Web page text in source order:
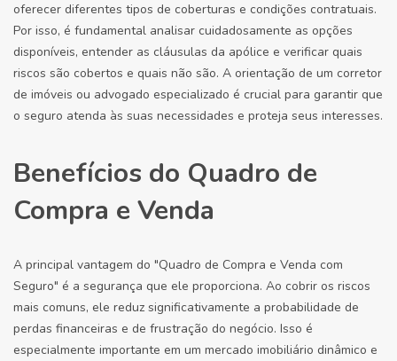
oferecer diferentes tipos de coberturas e condições contratuais.
Por isso, é fundamental analisar cuidadosamente as opções
disponíveis, entender as cláusulas da apólice e verificar quais
riscos são cobertos e quais não são. A orientação de um corretor
de imóveis ou advogado especializado é crucial para garantir que
o seguro atenda às suas necessidades e proteja seus interesses.
Benefícios do Quadro de
Compra e Venda
A principal vantagem do "Quadro de Compra e Venda com
Seguro" é a segurança que ele proporciona. Ao cobrir os riscos
mais comuns, ele reduz significativamente a probabilidade de
perdas financeiras e de frustração do negócio. Isso é
especialmente importante em um mercado imobiliário dinâmico e